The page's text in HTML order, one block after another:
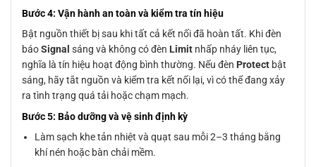
Bước 4: Vận hành an toàn và kiểm tra tín hiệu
Bật nguồn thiết bị sau khi tất cả kết nối đã hoàn tất. Khi đèn
báoSignal sáng và không có đèn Limit nhấp nháy liên tục,
nghĩa là tín hiệu hoạt động bình thường. Nếu đèn Protect bật
sáng, hãy tắt nguồn và kiểm tra kết nối lại, vì có thể đang xảy
ra tình trạng quá tải hoặc chạm mạch.
Bước 5: Bảo dưỡng và vệ sinh định kỳ
Làm sạch khe tản nhiệt và quạt sau mỗi 2–3 tháng bằng
khí nén hoặc bàn chải mềm.